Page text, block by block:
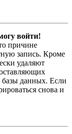
войти!
причине
запись. Кроме
удаляют
данных. Если
снова и